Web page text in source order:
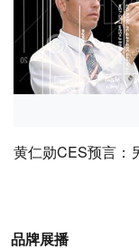
黄仁勋CES预言：
品牌展播